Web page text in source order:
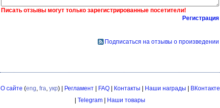
Писать отзывы могут только зарегистрированные посетители!
Регистрация
Подписаться на отзывы о произведении
О сайте (eng fra укр) | Регламент| FAQ| Контакты | Наши награды | ВКонтакте
| Telegram | Наши товары